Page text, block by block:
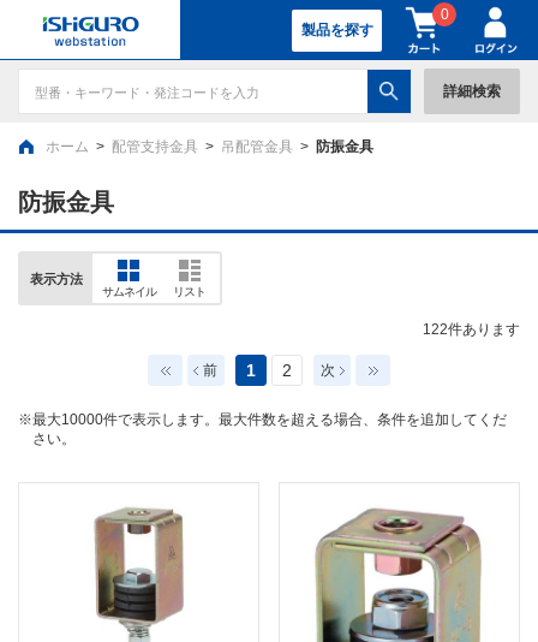
製品を探す
0
詳細検索
ホーム > 配管支持金具 > 吊配管金具 > 防振金具
防振金具
表示方法
サムネイル リスト
122件あります
前 1 2 次
※最大10000件で表示します。最大件数を超える場合、条件を追加してくだ
さい。